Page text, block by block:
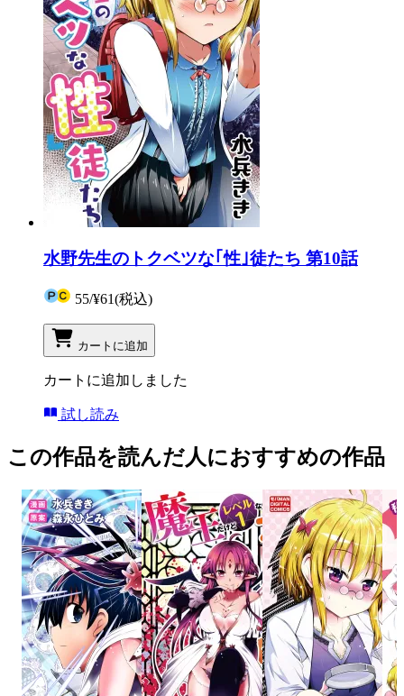
水野先生のトクベツな｢性｣徒たち 第10話
55/¥61(税込)
カートに追加
カートに追加しました
試し読み
この作品を読んだ人におすすめの作品